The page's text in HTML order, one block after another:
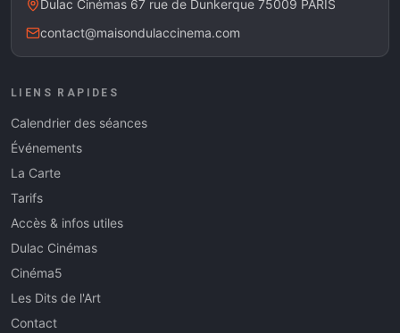
Dulac Cinémas 67 rue de Dunkerque 75009 PARIS
contact@maisondulaccinema.com
LIENS RAPIDES
Calendrier des séances
Événements
La Carte
Tarifs
Accès & infos utiles
Dulac Cinémas
Cinéma5
Les Dits de l'Art
Contact